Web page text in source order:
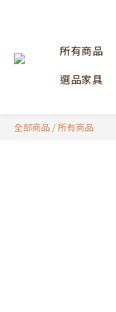
所有商品
選品家具
全部商品 / 所有商品